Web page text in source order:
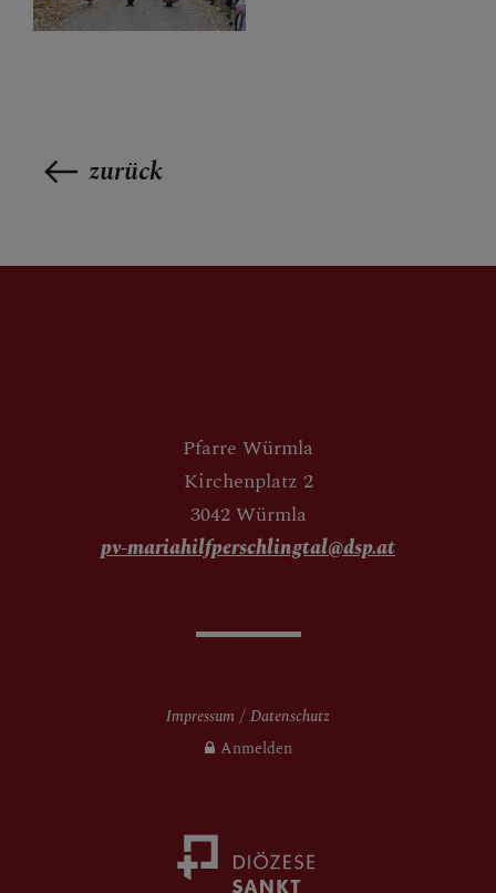
zurück
Pfarre Würmla
Kirchenplatz 2
3042 Würmla
pv-mariahilfperschlingtal@dsp.at
Impressum
Datenschutz
Anmelden